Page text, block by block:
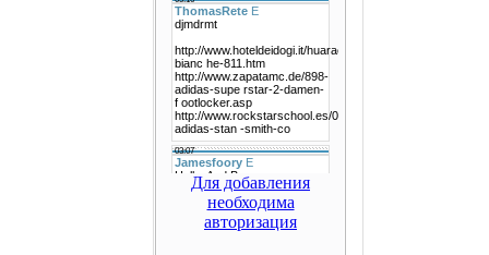
Для добавления
необходима
авторизация